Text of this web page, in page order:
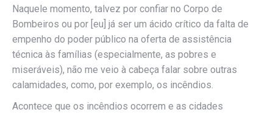
Naquele momento, talvez por confiar no Corpo de
Bombeiros ou por [eu] já ser um ácido crítico da falta de
empenho do poder público na oferta de assistência
técnica às famílias (especialmente, as pobres e
miseráveis), não me veio à cabeça falar sobre outras
calamidades, como, por exemplo, os incêndios.
Acontece que os incêndios ocorrem e as cidades